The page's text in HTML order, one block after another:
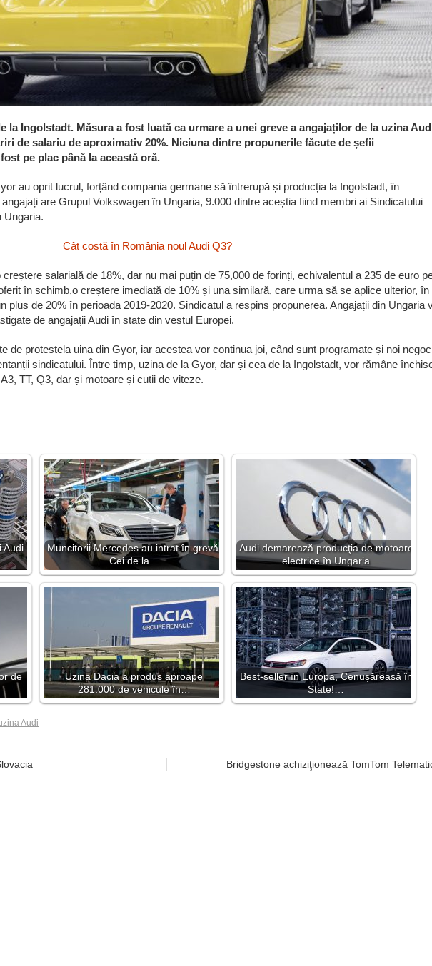
la Ingolstadt. Măsura a fost luată ca urmare a unei greve a angajaților de la uzina
de salariu de aproximativ 20%. Niciuna dintre propunerile făcute de șefii
pe plac până la această oră.
au oprit lucrul, forțând compania germane să întrerupă și producția la Ingolstadt, în
are Grupul Volkswagen în Ungaria, 9.000 dintre aceștia fiind membri ai Sindicatului
Ungaria.
Cât costă în România noul Audi Q3?
salarială de 18%, dar nu mai puțin de 75,000 de forinți, echivalentul a 235 de euro
în schimb,o creștere imediată de 10% și una similară, care urma să se aplice ulterior, în
plus de 20% în perioada 2019-2020. Sindicatul a respins propunerea. Angajații din Ungaria
de angajații Audi în state din vestul Europei.
de protestela uina din Gyor, iar acestea vor continua joi, când sunt programate și noi
sindicatului. Între timp, uzina de la Gyor, dar și cea de la Ingolstadt, vor rămâne
TT, Q3, dar și motoare și cutii de viteze.
Audi
Muncitorii Mercedes au intrat în grevă.
Cei de la…
Audi demarează producţia de motoare
electrice în Ungaria
de
Uzina Dacia a produs aproape
281.000 de vehicule în…
Best-seller în Europa, Cenușăreasă în
State!…
Audi
Bridgestone achiziţionează TomTom